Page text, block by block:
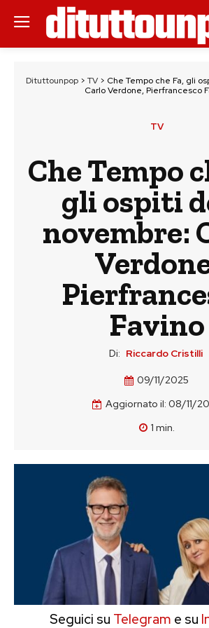
Dituttounpop > TV > Che Tempo che Fa, gli
Carlo Verdone, Pierfrancesco
TV
Che Tempo
gli ospiti
novembre:
Favino
Di: Riccardo Cristilli
09/11/2025
Aggiornato il: 08/11/
1 min.
Seguici su Telegram e su